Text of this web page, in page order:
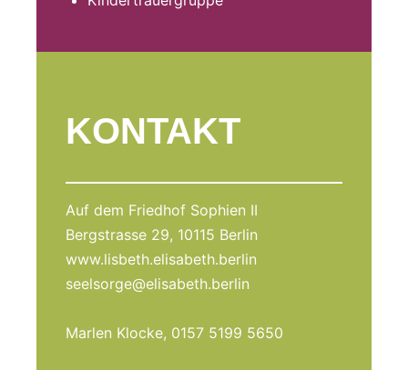
KONTAKT
Auf dem Friedhof Sophien II
Bergstrasse 29, 10115 Berlin
www.lisbeth.elisabeth.berlin
seelsorge@elisabeth.berlin
Marlen Klocke, 0157 5199 5650